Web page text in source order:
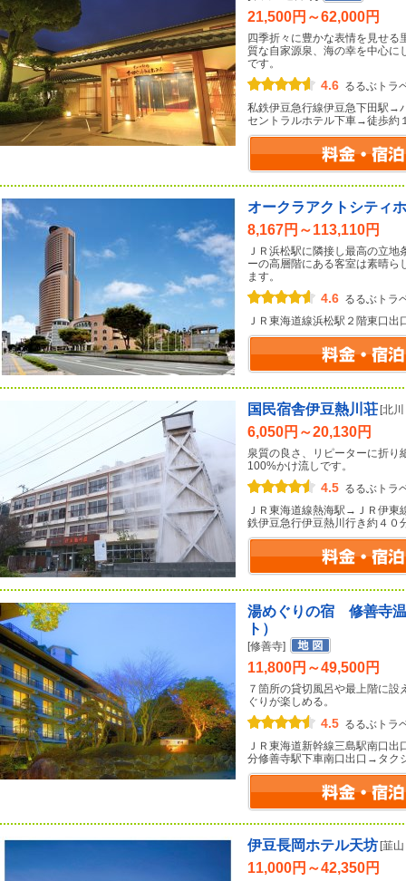
21,500円～62,000円
四季折々に豊かな表情を見せ
質な自家源泉、海の幸を中心に
です。
4.6 るるぶトラ
私鉄伊豆急行線伊豆急下田駅→
セントラルホテル下車→徒歩約
オークラアクトシティ
8,167円～113,110円
ＪＲ浜松駅に隣接し最高の立
ーの高層階にある客室は素晴ら
ます。
4.6 るるぶトラ
ＪＲ東海道線浜松駅２階東口出
国民宿舎伊豆熱川荘 [北
6,050円～20,130円
泉質の良さ、リピーターに折り
100%かけ流しです。
4.5 るるぶトラ
ＪＲ東海道線熱海駅→ＪＲ伊
鉄伊豆急行伊豆熱川行き約４
湯めぐりの宿 修善寺
ト）
[修善寺]
11,800円～49,500円
７箇所の貸切風呂や最上階に
ぐりが楽しめる。
4.5 るるぶトラ
ＪＲ東海道新幹線三島駅南口
分修善寺駅下車南口出口→タク
伊豆長岡ホテル天坊 [韮
11,000円～42,350円